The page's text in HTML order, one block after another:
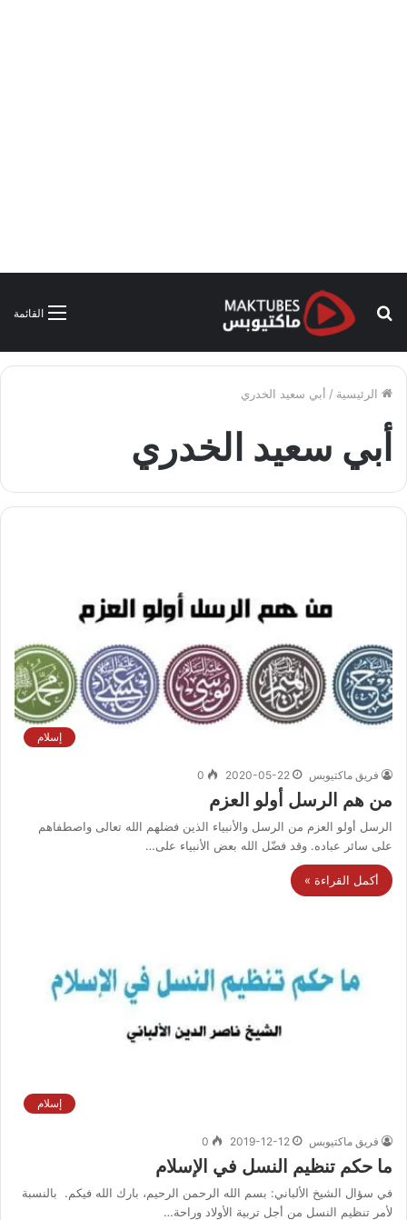
القائمة
بحث
الرئيسية / أبي سعيد الخدري
أبي سعيد الخدري
إسلام
فريق ماكتيوبس 2020-05-22
0
من هم الرسل أولو العزم
الرسل أولو العزم من الرسل والأنبياء الذين فضلهم الله تعالى واصطفاهم
على سائر عباده. وقد فضّل الله بعض الأنبياء على…
أكمل القراءة »
إسلام
فريق ماكتيوبس 2019-12-12
0
ما حكم تنظيم النسل في الإسلام
في سؤال الشيخ الألباني: بسم الله الرحمن الرحيم، بارك الله فيكم. بالنسبة
لأمر تنظيم النسل من أجل تربية الأولاد وراحة…